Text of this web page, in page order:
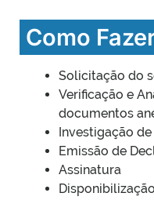
Como
Solicitação do
Verificação e
documentos
Investigação
Emissão de
Assinatura